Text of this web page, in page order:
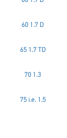
60 1.7 D
65 1.7 TD
70 1.3
75 i.e. 1.5